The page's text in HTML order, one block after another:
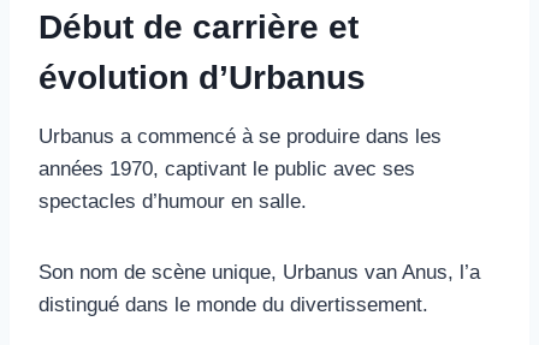
Début de carrière et
évolution d’Urbanus
Urbanus a commencé à se produire dans les
années 1970, captivant le public avec ses
spectacles d’humour en salle.
Son nom de scène unique, Urbanus van Anus, l’a
distingué dans le monde du divertissement.